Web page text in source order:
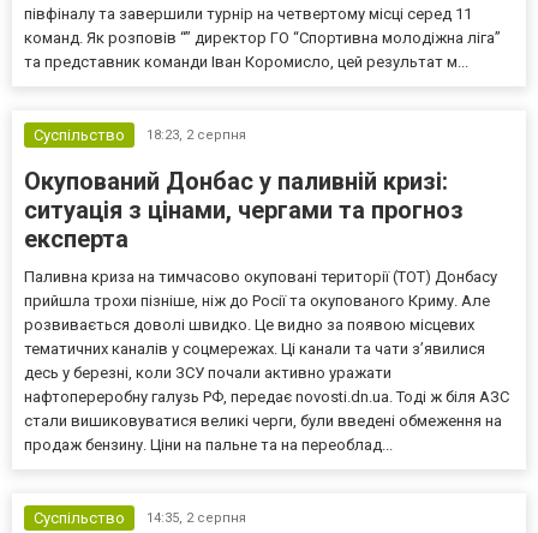
півфіналу та завершили турнір на четвертому місці серед 11
команд. Як розповів “” директор ГО “Спортивна молодіжна ліга”
та представник команди Іван Коромисло, цей результат м...
Суспільство 18:23, 2 серпня
Окупований Донбас у паливній кризі:
ситуація з цінами, чергами та прогноз
експерта
Паливна криза на тимчасово окуповані території (ТОТ) Донбасу
прийшла трохи пізніше, ніж до Росії та окупованого Криму. Але
розвивається доволі швидко. Це видно за появою місцевих
тематичних каналів у соцмережах. Ці канали та чати з’явилися
десь у березні, коли ЗСУ почали активно уражати
нафтопереробну галузь РФ, передає novosti.dn.ua. Тоді ж біля АЗС
стали вишиковуватися великі черги, були введені обмеження на
продаж бензину. Ціни на пальне та на переоблад...
Суспільство 14:35, 2 серпня